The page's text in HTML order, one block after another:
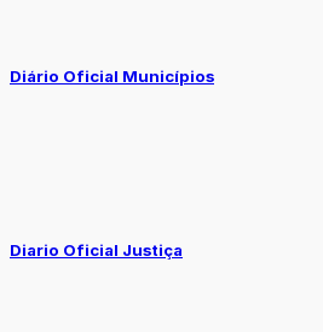
Diário Oficial Municípios
Diario Oficial Justiça